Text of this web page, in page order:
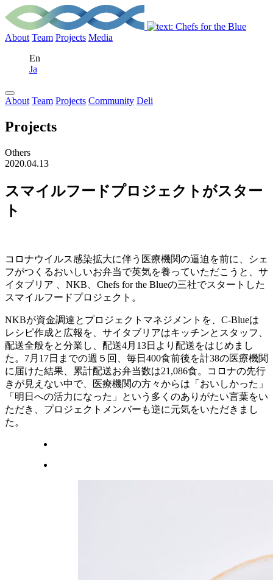
About Team Projects Media
En
Ja
About Team Projects Community Deli
Projects
Others
2020.04.13
スマイルフードプロジェクトがスター
ト
コロナウイルス感染拡大に伴う医療機関の逼迫を前に、シェ
フがつくるおいしいお弁当で英気を養っていただこうと、サ
イタブリア 、NKB、Chefs for the Blueの三社でスタートした
スマイルフードプロジェクト。
NKBが資金調達とプロジェクトマネジメントを、C-Blueは
レシピ作成と広報を、サイタブリアはキッチンとスタッフ、
配送全般をと分業し、配送4月13日より配送をはじめまし
た。7月17日までの週５回、毎日400食前後を計38の医療機関
に届けた結果、累計配送お弁当数は21,086食。コロナの先行
きが見えない中で、医療機関の方々からは「おいしかった」
「明日への活力になった」という多くのありがたい言葉をい
ただき、プロジェクトメンバーも逆に元気をいただきまし
た。